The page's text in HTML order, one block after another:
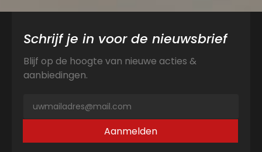
Schrijf je in voor de nieuwsbrief
Blijf op de hoogte van nieuwe acties &
aanbiedingen.
Aanmelden